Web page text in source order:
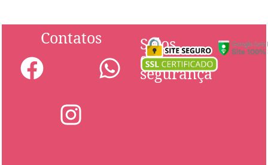
Contatos Selos
de
segurança